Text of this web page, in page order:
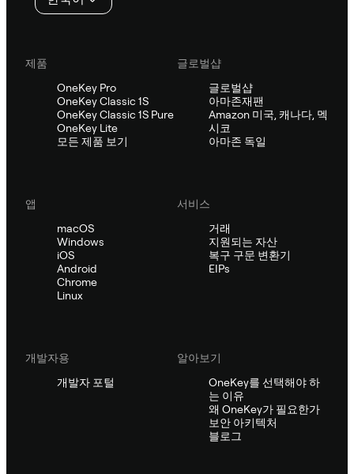
제품
OneKey Pro
OneKey Classic 1S
OneKey Classic 1S Pure
OneKey Lite
모든 제품 보기
글로벌샵
글로벌샵
아마존재팬
Amazon 미국, 캐나다, 멕
시코
아마존 독일
앱
macOS
Windows
iOS
Android
Chrome
Linux
서비스
거래
지원되는 자산
복구 구문 변환기
EIPs
개발자용
개발자 포털
알아보기
OneKey를 선택해야 하
는 이유
왜 OneKey가 필요한가
보안 아키텍처
블로그